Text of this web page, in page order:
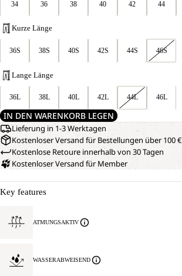
34 36 38 40 42 44
Kurze Länge
36S 38S 40S 42S 44S 46S
Lange Länge
36L 38L 40L 42L 44L 46L
IN DEN WARENKORB LEGEN
Lieferung in 1-3 Werktagen
Kostenloser Versand für Bestellungen über 100 €
Kostenlose Retoure innerhalb von 30 Tagen
Kostenloser Versand für Member
Key features
ATMUNGSAKTIV
WASSERABWEISEND